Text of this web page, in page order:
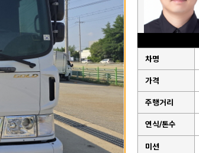
차명
가격
주행거리
연식/톤수
미션